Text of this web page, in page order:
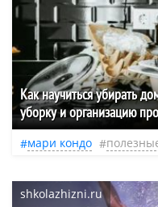
Как научиться убирать
уборку и организацию
мари кондо
shkolazhizni.ru